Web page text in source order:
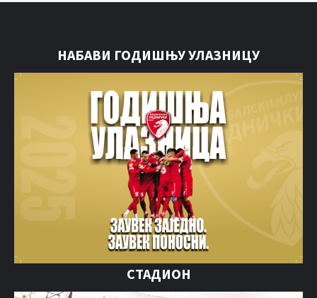
НАБАВИ ГОДИШЊУ УЛАЗНИЦУ
СТАДИОН